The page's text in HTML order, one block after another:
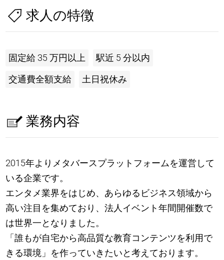
求人の特徴
固定給 35 万円以上 駅近 5 分以内
交通費全額支給 土日祝休み
業務内容
2015年よりメタバースプラットフォームを運営して
いる企業です。
エンタメ業界をはじめ、あらゆるビジネス領域から
高い注目を集めており、法人イベント年間開催数で
は世界一となりました。
「誰もが自宅から高品質な教育コンテンツを利用で
きる環境」を作っていきたいと考えております。